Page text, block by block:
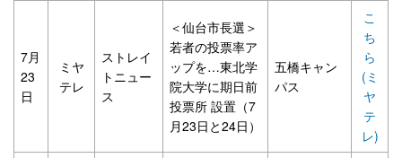
7月
23
日
ミヤ
テレ
ストレイ
トニュー
ス
＜仙台市長選＞
若者の投票率ア
ップを…東北学
院大学に期日前
投票所 設置（7
月23日と24日）
五橋キャン
パス
こ
ち
ら
(ミ
ヤ
テ
レ)